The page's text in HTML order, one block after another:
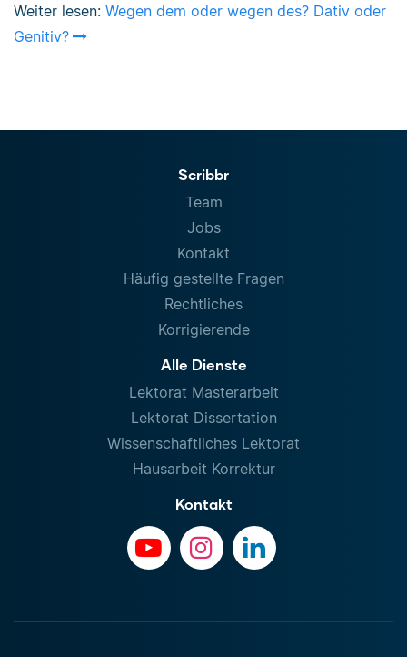
Weiter lesen: Wegen dem oder wegen des? Dativ oder
Genitiv?
Scribbr
Team
Jobs
Kontakt
Häufig gestellte Fragen
Rechtliches
Korrigierende
Alle Dienste
Lektorat Masterarbeit
Lektorat Dissertation
Wissenschaftliches Lektorat
Hausarbeit Korrektur
Kontakt